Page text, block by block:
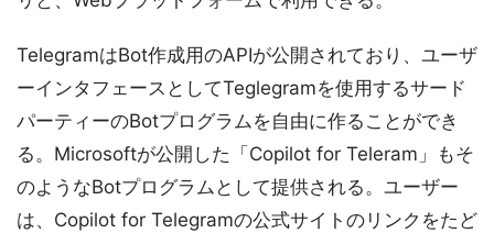
TelegramはBot作成用のAPIが公開されており、ユーザ
ーインタフェースとしてTeglegramを使用するサード
パーティーのBotプログラムを自由に作ることができ
る。Microsoftが公開した「Copilot for Teleram」もそ
のようなBotプログラムとして提供される。ユーザー
は、Copilot for Telegramの公式サイトのリンクをたど